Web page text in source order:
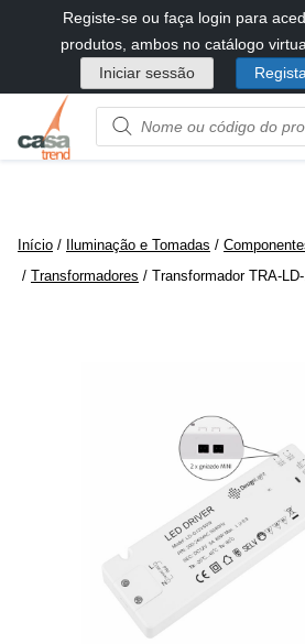
diretamente
conteúdo
Registe-se ou faça login para
produtos, ambos no catálogo
Iniciar sessão
Product
name
Início / Iluminação e Tomadas /
/ Transformadores / Transformador TRA-